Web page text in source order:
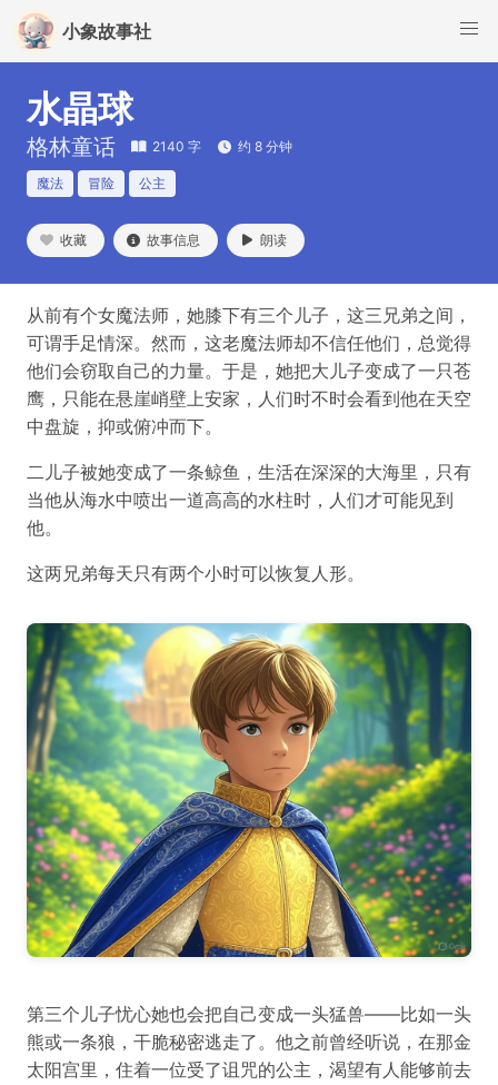
小象故事社
水晶球
格林童话 2140 字 约 8 分钟
魔法 冒险 公主
收藏 故事信息 朗读
从前有个女魔法师，她膝下有三个儿子，这三兄弟之间，
可谓手足情深。然而，这老魔法师却不信任他们，总觉得
他们会窃取自己的力量。于是，她把大儿子变成了一只苍
鹰，只能在悬崖峭壁上安家，人们时不时会看到他在天空
中盘旋，抑或俯冲而下。
二儿子被她变成了一条鲸鱼，生活在深深的大海里，只有
当他从海水中喷出一道高高的水柱时，人们才可能见到
他。
这两兄弟每天只有两个小时可以恢复人形。
第三个儿子忧心她也会把自己变成一头猛兽——比如一头
熊或一条狼，干脆秘密逃走了。他之前曾经听说，在那金
太阳宫里，住着一位受了诅咒的公主，渴望有人能够前去